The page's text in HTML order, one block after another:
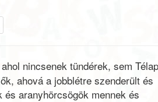
nincsenek tündérek, sem
ahová a jobblétre szenderült és
aranyhörcsögök mennek és